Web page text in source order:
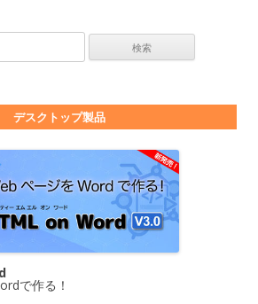
デスクトップ製品
で作る！